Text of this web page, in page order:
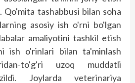
Qo'mita tashabbusi bilan soha
asosiy ish o'rni bo'lgan
amaliyotini tashkil etish
ish o'rinlari bilan ta'minlash
to'g'ri uzoq muddatli
Joylarda veterinariya